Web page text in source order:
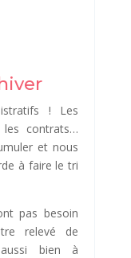
! Les
contrats…
et nous
à faire le tri
pas besoin
relevé de
bien à